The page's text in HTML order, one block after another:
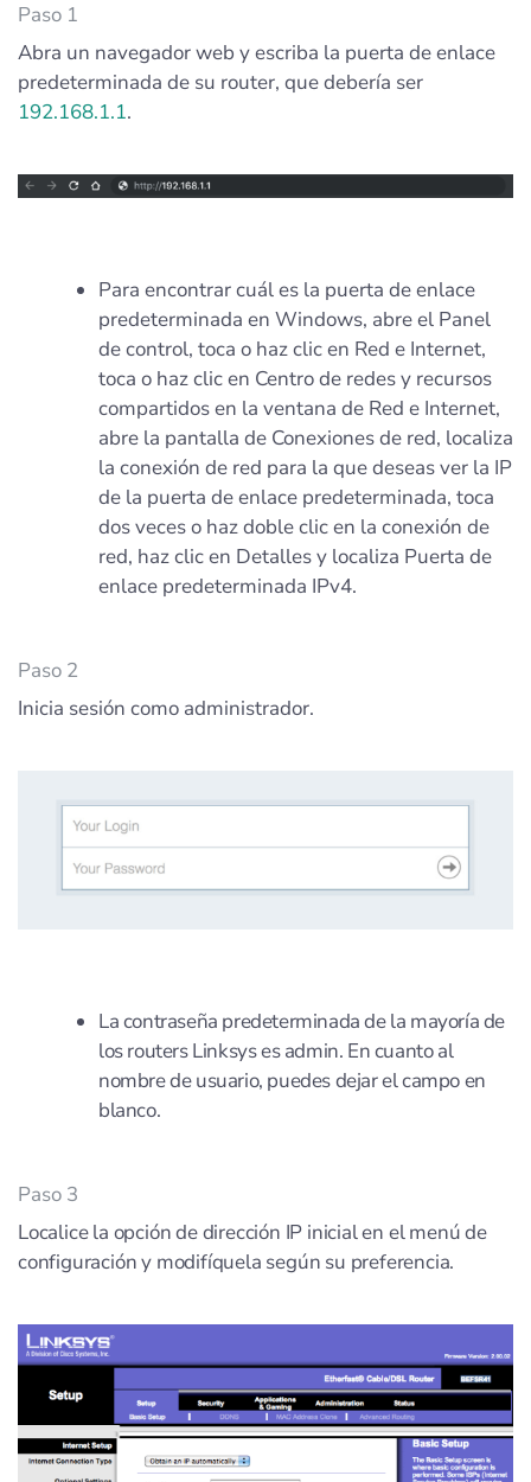
Paso 1
Abra un navegador web y escriba la puerta de enlace
predeterminada de su router, que debería ser
192.168.1.1.
Para encontrar cuál es la puerta de enlace
predeterminada en Windows, abre el Panel
de control, toca o haz clic en Red e Internet,
toca o haz clic en Centro de redes y recursos
compartidos en la ventana de Red e Internet,
abre la pantalla de Conexiones de red, localiza
la conexión de red para la que deseas ver la IP
de la puerta de enlace predeterminada, toca
dos veces o haz doble clic en la conexión de
red, haz clic en Detalles y localiza Puerta de
enlace predeterminada IPv4.
Paso 2
Inicia sesión como administrador.
La contraseña predeterminada de la mayoría de
los routers Linksys es admin. En cuanto al
nombre de usuario, puedes dejar el campo en
blanco.
Paso 3
Localice la opción de dirección IP inicial en el menú de
configuración y modifíquela según su preferencia.